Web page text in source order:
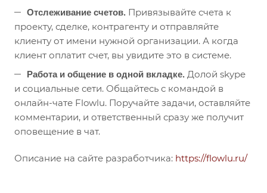
Отслеживание счетов. Привязывайте счета к
проекту, сделке, контрагенту и отправляйте
клиенту от имени нужной организации. А когда
клиент оплатит счет, вы увидите это в системе.
Работа и общение в одной вкладке. Долой skype
и социальные сети. Общайтесь с командой в
онлайн-чате Flowlu. Поручайте задачи, оставляйте
комментарии, и ответственный сразу же получит
оповещение в чат.
Описание на сайте разработчика: https://flowlu.ru/